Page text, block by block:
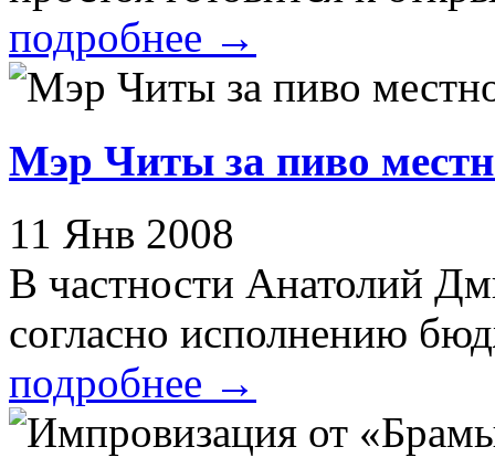
подробнее →
Мэр Читы за пиво
11 Янв 2008
В частности Анатолий
согласно исполнению
подробнее →